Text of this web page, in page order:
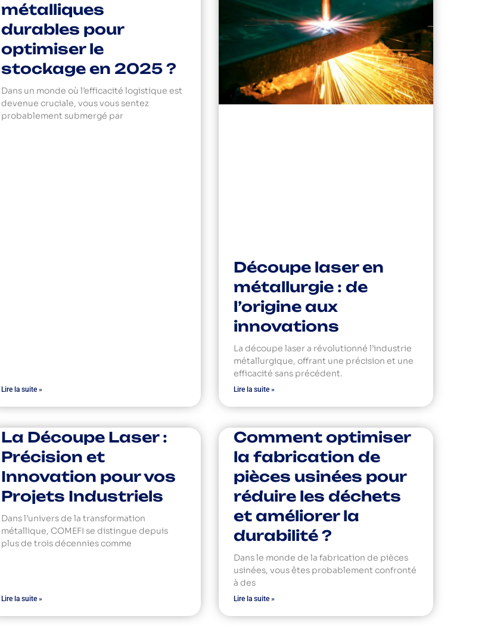
métalliques
durables pour
optimiser le
stockage en 2025 ?
Dans un monde où l’efficacité logistique est
devenue cruciale, vous vous sentez
probablement submergé par
Lire la suite »
Découpe laser en
métallurgie : de
l’origine aux
innovations
La découpe laser a révolutionné l’industrie
métallurgique, offrant une précision et une
efficacité sans précédent.
Lire la suite »
La Découpe Laser :
Précision et
Innovation pour vos
Projets Industriels
Dans l’univers de la transformation
métallique, COMEFI se distingue depuis
plus de trois décennies comme
Lire la suite »
Comment optimiser
la fabrication de
pièces usinées pour
réduire les déchets
et améliorer la
durabilité ?
Dans le monde de la fabrication de pièces
usinées, vous êtes probablement confronté
à des
Lire la suite »